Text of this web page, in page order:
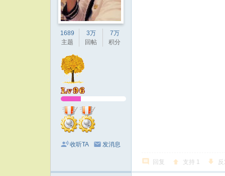
1689
主题
3万
回帖
7万
积分
收听TA 发消息
回复 支持 1